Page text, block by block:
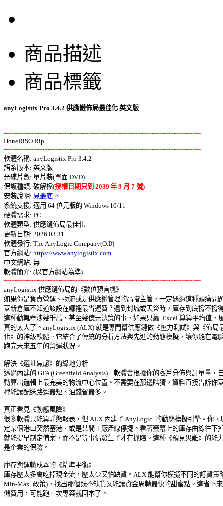
商品描述
商品標籤
anyLogistix Pro 3.4.2 供應鏈佈局最佳化 英文版
-=-=-=-=-=-=-=-=-=-=-=-=-=-=-=-=-=-=-=-=-=-=-=-=-=-=-=-=-=-=-=-=-=-=-=-=
-=-=-=-=-=-=-=-=-=-=-=-=-=-=-=-=-=-=-=-=-=-=-=-=-=-=-=-=-=-=-=-=-=-=-=-=
軟體名稱: anyLogistix Pro 3.4.2
語系版本: 英文版
光碟片數: 單片裝(單面 DVD)
保護種類: 破解檔(授權日期只到 2039 年 9 月 7 號)
安裝說明: 見最底下
系統支援: 適用 64 位元版的 Windows 10/11
硬體需求: PC
軟體類型: 供應鏈佈局最佳化
更新日期: 2026.03.31
軟體發行: The AnyLogic Company(O.D)
官方網站: https://www.anylogistix.com
中文網站: 無
-=-=-=-=-=-=-=-=-=-=-=-=-=-=-=-=-=-=-=-=-=-=-=-=-=-=-=-=-=-=-=-=-=-=-=-=
anyLogistix 供應鏈佈局的《數位預言機》
如果你是負責營運、物流或是供應鏈管理的高階主管，一定遇過這種頭痛問
蓋新倉庫不知道該設在哪裡最省運費？遇到封城或天災時，庫存到底撐不撐
這種動輒牽涉幾千萬、甚至幾億元決策的事，如果只靠  Excel 算算平均值，
真的太大了。anyLogistix (ALX) 就是專門幫供應鏈做《壓力測試》與《佈局
化》的神級軟體。它結合了傳統的分析方法與先進的動態模擬，讓你能在電
跑完未來五年的營運狀況。
解決《選址焦慮》的綠地分析
透過內建的 GFA (Greenfield Analysis)，軟體會根據你的客戶分佈與訂單量，
動算出邏輯上最完美的物流中心位置。不需要在那邊瞎猜，資料直接告訴你
裡能讓配送路逕最短、油錢省最多。
真正看見《動態風險》
很多軟體只能算靜態報表，但 ALX 內建了 AnyLogic  的動態模擬引擎。你可
定某個港口突然塞港、或是某間工廠產線停擺。看著螢幕上的庫存曲線往下
就能提早制定備案，而不是等事情發生了才在抓瞎。這種《預見災難》的能
是企業的保險。
庫存與運輸成本的《精準平衡》
庫存壓太多會吃掉現金流，壓太少又怕缺貨。ALX 能幫你模擬不同的訂貨策
Min-Max  政策)，找出那個既不缺貨又能讓資金周轉最快的甜蜜點。這省下
儲費用，可能跑一次專案就回本了。